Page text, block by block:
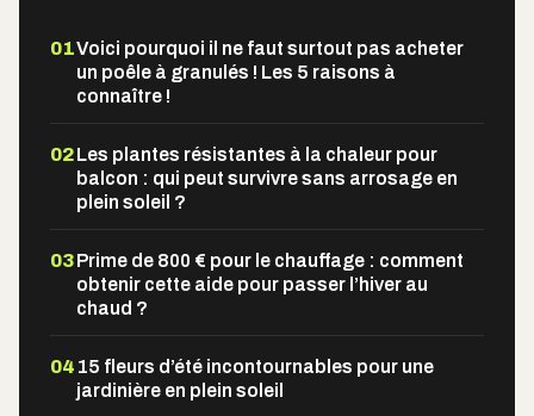
01Voici pourquoi il ne faut surtout pas acheter
un poêle à granulés ! Les 5 raisons à
connaître !
02 Les plantes résistantes à la chaleur pour
balcon : qui peut survivre sans arrosage en
plein soleil ?
03 Prime de 800 € pour le chauffage : comment
obtenir cette aide pour passer l’hiver au
chaud ?
04 15 fleurs d’été incontournables pour une
jardinière en plein soleil